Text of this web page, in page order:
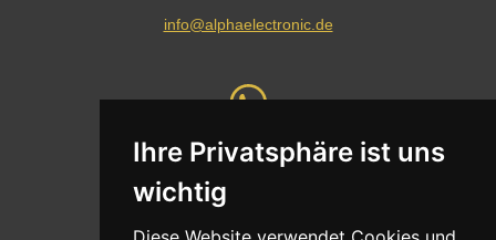
Ihre Privatsphäre ist uns
wichtig
info@alphaelectronic.de
Whatsapp
Nachricht senden